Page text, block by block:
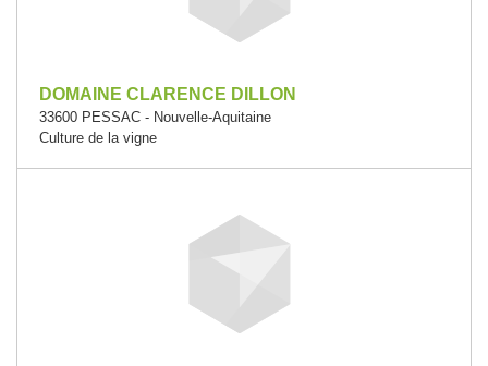
DOMAINE CLARENCE DILLON
33600 PESSAC - Nouvelle-Aquitaine
Culture de la vigne